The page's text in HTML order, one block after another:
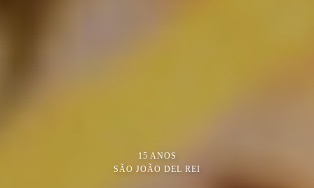
15 ANOS
SÃO JOÃO DEL REI